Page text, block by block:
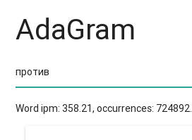
AdaGram
Word ipm: 358.21, occurrences: 724892.